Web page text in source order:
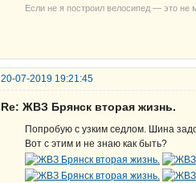
Если не я построил велосипед — это не
20-07-2019 19:21:45
Re: ЖВЗ Брянск вторая жизнь.
Попробую с узким седлом. Шина
Вот с этим и не знаю как быть?